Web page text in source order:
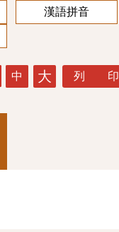
漢語拼音
中 大 列 印